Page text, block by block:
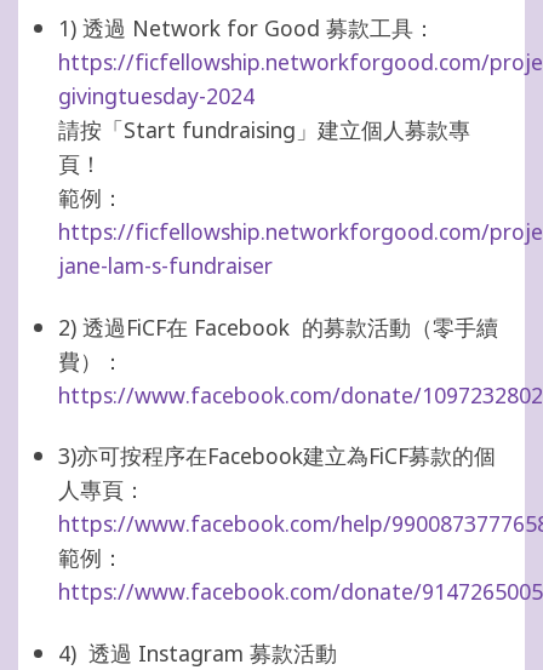
1) 透過 Network for Good 募款工具：
https://ficfellowship.networkforgood.com/
givingtuesday-2024
請按「Start fundraising 」建立個人募款專
頁！
範例：
https://ficfellowship.networkforgood.com/
jane-lam-s-fundraiser
2) 透過FiCF在 Facebook的募款活動（零手續
費）：
https://www.facebook.com/donate/
3)亦可按程序在Facebook建立為FiCF募款的個
人專頁：
https://www.facebook.com/help/
範例：
https://www.facebook.com/donate/
4) 透過 Instagram 募款活動